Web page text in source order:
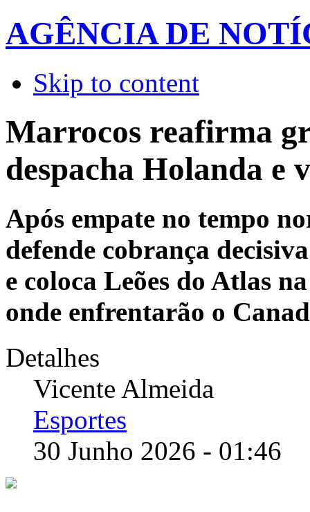
AGÊNCIA DE
Skip to content
Marrocos reafirma
despacha Holanda e
Após empate no tempo
defende cobrança
e coloca Leões do Atlas
onde enfrentarão o
Detalhes
Vicente Almeida
Esportes
30 Junho 2026 - 01:46